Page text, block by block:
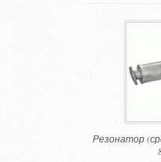
Резонатор